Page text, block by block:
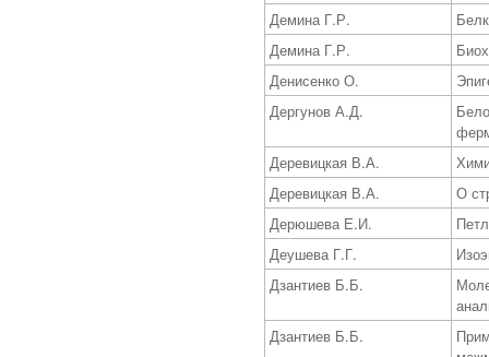
Демина Г.Р.
Демина Г.Р.
Денисенко О.
Дергунов А.Д.
Деревицкая В.А.
Деревицкая В.А.
О
Дерюшева Е.И.
Деушева Г.Г.
Дзантиев Б.Б.
Дзантиев Б.Б.